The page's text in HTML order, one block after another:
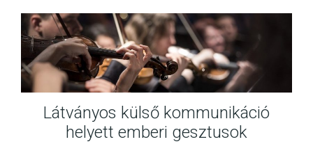
Látványos külső kommunikáció
helyett emberi gesztusok